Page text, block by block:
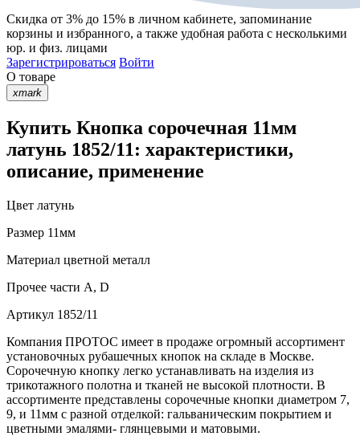
Скидка от 3% до 15% в личном кабинете, запоминание
корзины и избранного, а также удобная работа с несколькими
юр. и физ. лицами
Зарегистрироваться Войти
О товаре
xmark
Купить Кнопка сорочечная 11мм
латунь 1852/11: характеристики,
описание, применение
Цвет латунь
Размер 11мм
Материал цветной металл
Прочее части А, D
Артикул 1852/11
Компания ПРОТОС имеет в продаже огромный ассортимент
установочных рубашечных кнопок на складе в Москве.
Сорочечную кнопку легко устанавливать на изделия из
трикотажного полотна и тканей не высокой плотности. В
ассортименте представлены сорочечные кнопки диаметром 7,
9, и 11мм с разной отделкой: гальваническим покрытием и
цветными эмалями- глянцевыми и матовыми.